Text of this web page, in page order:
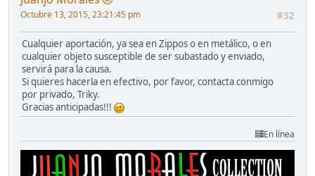
#32
Octubre 13, 2015, 23:21:45 pm
Cualquier aportación, ya sea en Zippos o en metálico, o en
cualquier objeto susceptible de ser subastado y enviado,
servirá para la causa.
Si quieres hacerla en efectivo, por favor, contacta conmigo
por privado, Triky.
Gracias anticipadas!!!
En línea